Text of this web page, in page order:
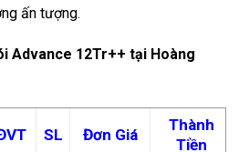
ấn tượng.
Advance 12Tr++ tại Hoàng
SL Đơn Giá
Thành
Tiền